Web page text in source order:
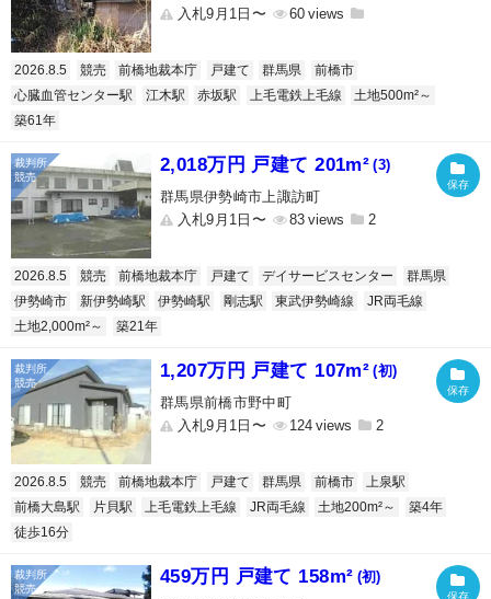
入札9月1日〜
60
2026.8.5 競売 前橋地裁本庁 戸建て 群馬県
前橋市
心臓血管センター駅
江木駅 赤坂駅 上毛電鉄上毛線
土地500m²～
築61年
2,018万円 戸建て 201m² (3)
群馬県伊勢崎市上諏訪町
入札9月1日〜
83 2
2026.8.5 競売 前橋地裁本庁 戸建て デイサービスセンター
群馬県
伊勢崎市
新伊勢崎駅 伊勢崎駅 剛志駅 東武伊勢崎線
JR両毛線
土地2,000m²～
築21年
1,207万円 戸建て 107m² (初)
群馬県前橋市野中町
入札9月1日〜
124 2
2026.8.5 競売 前橋地裁本庁 戸建て 群馬県 前橋市
上泉駅
前橋大島駅
片貝駅 上毛電鉄上毛線 JR両毛線 土地200m²～
築4年
徒歩16分
459万円 戸建て 158m² (初)